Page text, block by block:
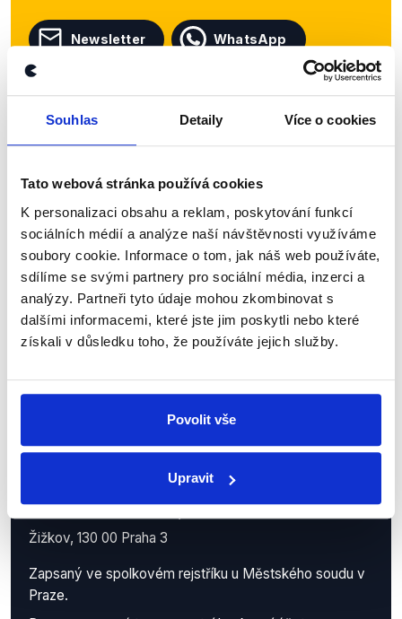
Souhlas Detaily Více o cookies
Tato webová stránka používá cookies
K personalizaci obsahu a reklam, poskytování funkcí
sociálních médií a analýze naší návštěvnosti využíváme
soubory cookie. Informace o tom, jak náš web používáte,
sdílíme se svými partnery pro sociální média, inzerci a
analýzy. Partneři tyto údaje mohou zkombinovat s
dalšími informacemi, které jste jim poskytli nebo které
získali v důsledku toho, že používáte jejich služby.
Povolit vše
Upravit
Newsletter WhatsApp
Sociální sítě
Nenechte si ujít nejnovější události
z Demagog.cz. Sdílením našich
příspěvků přátelům podpoříte naši
práci.
Demagog.cz, z.s.
Žižkov, 130 00 Praha 3
Zapsaný ve spolkovém rejstříku u Městského soudu v
Praze.